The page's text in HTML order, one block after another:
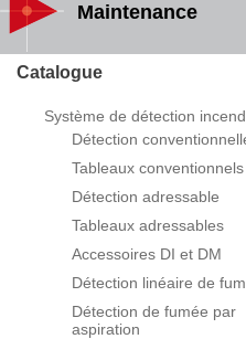
Catalogue
Système de détection
Détection
Tableaux conventionnels
Détection adressable
Tableaux adressables
Accessoires DI et DM
Détection linéaire de
Détection de fumée par
aspiration
Maintenance